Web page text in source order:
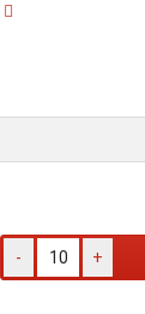
- +